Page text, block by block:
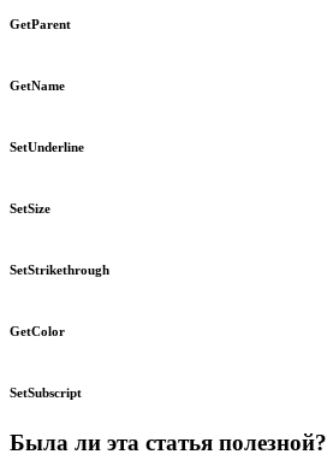
GetParent
GetName
SetUnderline
SetSize
SetStrikethrough
GetColor
SetSubscript
Была ли эта статья полезной?